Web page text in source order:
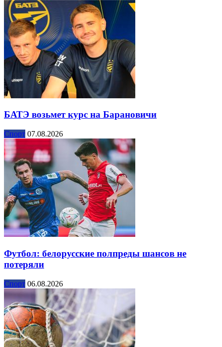
БАТЭ возьмет курс на Барановичи
Спорт 07.08.2026
Футбол: белорусские полпреды шансов не
потеряли
Спорт 06.08.2026